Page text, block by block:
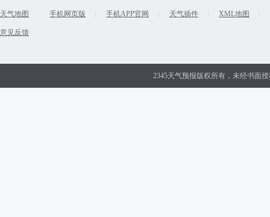
天气地图 手机网页版 手机APP官网 天气插件 XML地图
意见反馈
2345天气预报版权所有，未经书面